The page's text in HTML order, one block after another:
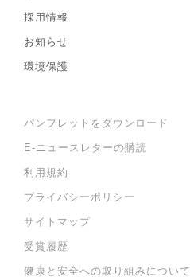
採用情報
お知らせ
環境保護
パンフレットをダウンロード
E-ニュースレターの購読
利用規約
プライバシーポリシー
サイトマップ
受賞履歴
健康と安全への取り組みについて